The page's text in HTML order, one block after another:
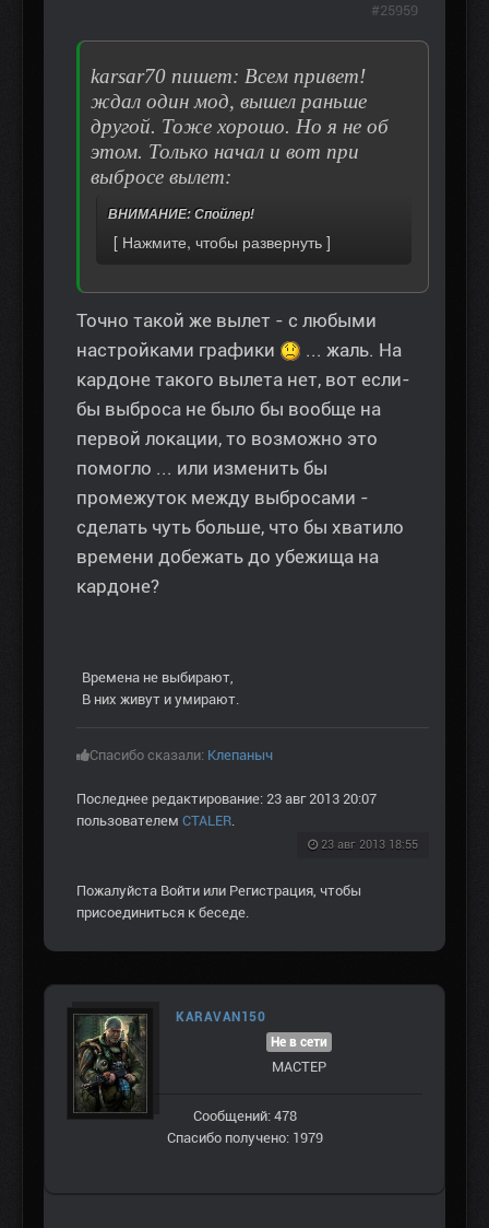
karsar70 пишет: Всем привет!
ждал один мод, вышел раньше
другой. Тоже хорошо. Но я не об
этом. Только начал и вот при
выбросе вылет:
ВНИМАНИЕ: Спойлер!
Точно такой же вылет - с любыми
настройками графики
... жаль. На
кардоне такого вылета нет, вот если-
бы выброса не было бы вообще на
первой локации, то возможно это
помогло ... или изменить бы
промежуток между выбросами -
сделать чуть больше, что бы хватило
времени добежать до убежища на
кардоне?
Времена не выбирают,
В них живут и умирают.
Спасибо сказали: Клепаныч
Последнее редактирование: 23 авг 2013 20:07
пользователем CTALER
23 авг 2013 18:55
#25959
Пожалуйста Войти или Регистрация , чтобы
присоединиться к беседе.
KARAVAN150
Не в сети
МАСТЕР
Сообщений: 478
Спасибо получено: 1979